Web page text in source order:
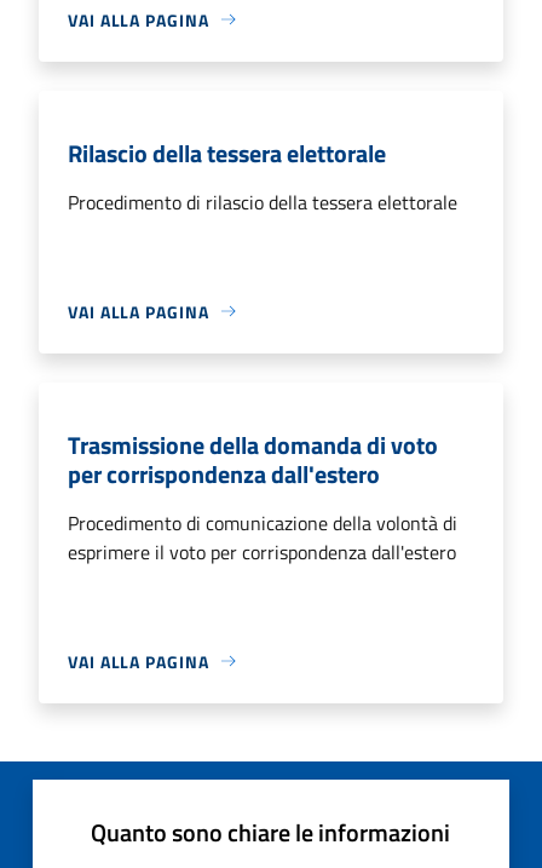
VAI ALLA PAGINA
Rilascio della tessera elettorale
Procedimento di rilascio della tessera elettorale
VAI ALLA PAGINA
Trasmissione della domanda di voto
per corrispondenza dall'estero
Procedimento di comunicazione della volontà di
esprimere il voto per corrispondenza dall'estero
VAI ALLA PAGINA
Quanto sono chiare le informazioni